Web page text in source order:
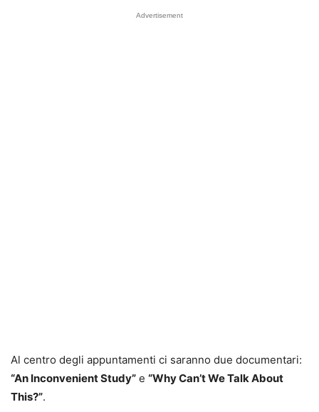
Advertisement
Al centro degli appuntamenti ci saranno due documentari:
“An Inconvenient Study” e “Why Can’t We Talk About
This?”.